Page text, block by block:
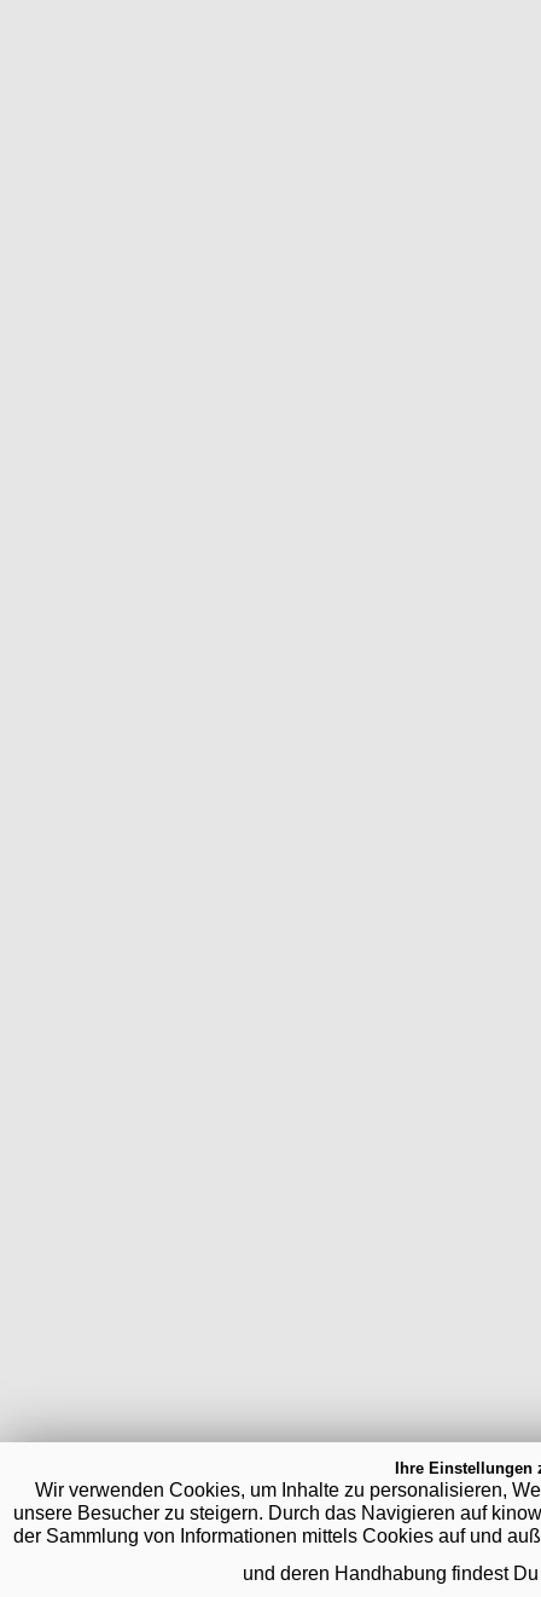
Ihre Einstellungen
Wir verwenden Cookies, um Inhalte zu personalisieren,
unsere Besucher zu steigern. Durch das Navigieren auf
der Sammlung von Informationen mittels Cookies auf und
und deren Handhabung findest